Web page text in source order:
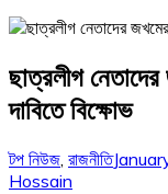
ছাত্রলীগ
দাবিতে বিক্ষোভ
টপ নিউজ রাজনীতি
Hossain